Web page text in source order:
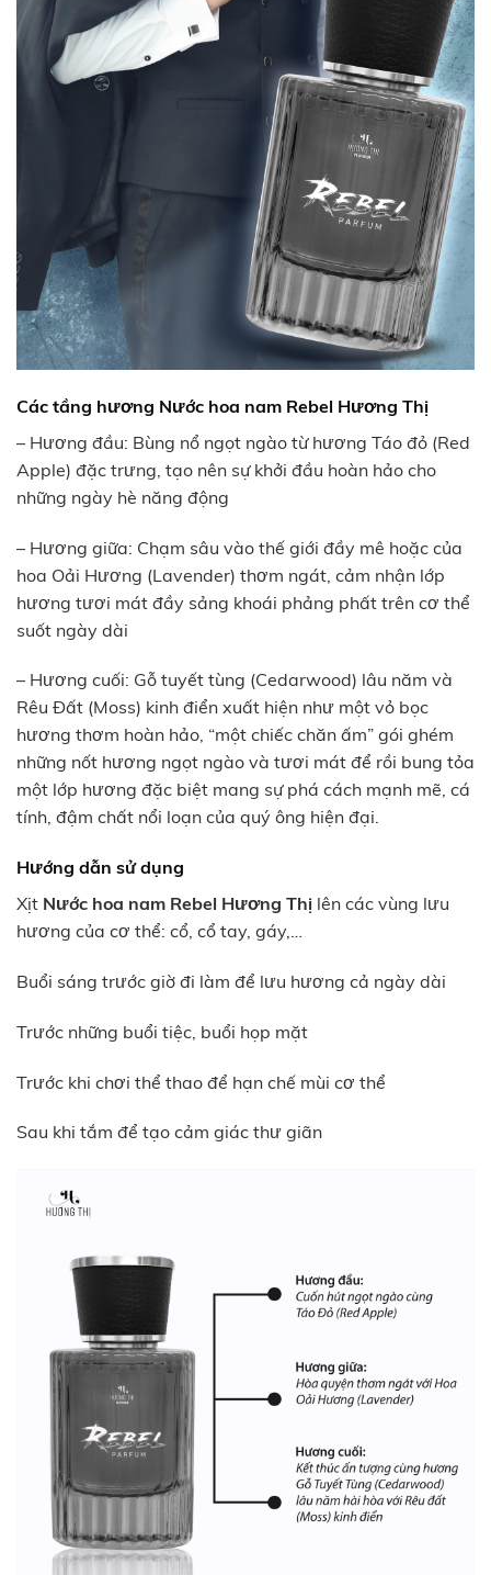
Các tầng hương Nước hoa nam Rebel Hương Thị
– Hương đầu: Bùng nổ ngọt ngào từ hương Táo đỏ (Red
Apple) đặc trưng, tạo nên sự khởi đầu hoàn hảo cho
những ngày hè năng động
– Hương giữa: Chạm sâu vào thế giới đầy mê hoặc của
hoa Oải Hương (Lavender) thơm ngát, cảm nhận lớp
hương tươi mát đầy sảng khoái phảng phất trên cơ thể
suốt ngày dài
– Hương cuối: Gỗ tuyết tùng (Cedarwood) lâu năm và
Rêu Đất (Moss) kinh điển xuất hiện như một vỏ bọc
hương thơm hoàn hảo, “một chiếc chăn ấm” gói ghém
những nốt hương ngọt ngào và tươi mát để rồi bung tỏa
một lớp hương đặc biệt mang sự phá cách mạnh mẽ, cá
tính, đậm chất nổi loạn của quý ông hiện đại.
Hướng dẫn sử dụng
Xịt Nước hoa nam Rebel Hương Thị lên các vùng lưu
hương của cơ thể: cổ, cổ tay, gáy,…
Buổi sáng trước giờ đi làm để lưu hương cả ngày dài
Trước những buổi tiệc, buổi họp mặt
Trước khi chơi thể thao để hạn chế mùi cơ thể
Sau khi tắm để tạo cảm giác thư giãn